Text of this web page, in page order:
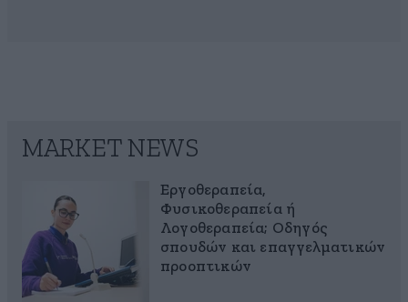
MARKET NEWS
Εργοθεραπεία,
Φυσικοθεραπεία ή
Λογοθεραπεία; Οδηγός
σπουδών και επαγγελματικών
προοπτικών